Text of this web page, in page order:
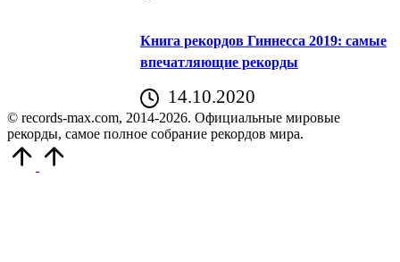
Книга рекордов Гиннесса 2019: самые
впечатляющие рекорды
14.10.2020
© records-max.com, 2014-2026. Официальные мировые
рекорды, самое полное собрание рекордов мира.